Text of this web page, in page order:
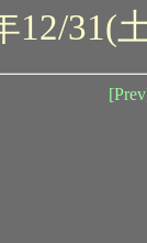
12/31(